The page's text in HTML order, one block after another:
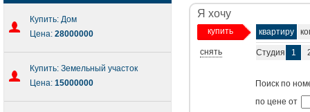
Купить: Дом
Цена: 28000000
Купить: Земельный участок
Цена: 15000000
Я хочу
купить
снять
квартиру
Студия 1
Поиск по
по цене от